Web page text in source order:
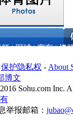
频|网球|赛车|棋
保护隐私权 - About
博文
2016 Sohu.com Inc.
举报邮箱：